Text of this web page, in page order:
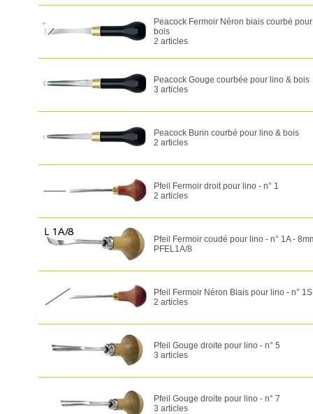
Peacock Fermoir Néron biais courbé
bois
2 articles
Peacock Gouge courbée pour lino & bois
3 articles
Peacock Burin courbé pour lino & bois
2 articles
Pfeil Fermoir droit pour lino - n° 1
2 articles
Pfeil Fermoir coudé pour lino - n° 1A -
PFEL1A/8
Pfeil Fermoir Néron Biais pour lino - n° 1S
2 articles
Pfeil Gouge droite pour lino - n° 5
3 articles
Pfeil Gouge droite pour lino - n° 7
3 articles